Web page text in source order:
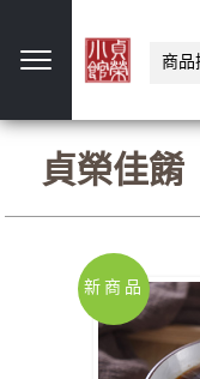
貞榮佳餚
新商品